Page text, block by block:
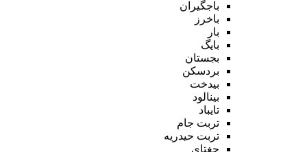
باجگیران
باخرز
بار
بایگ
بجستان
بردسکن
بیدخت
بینالود
تایباد
تربت جام
تربت حیدریه
جغتای